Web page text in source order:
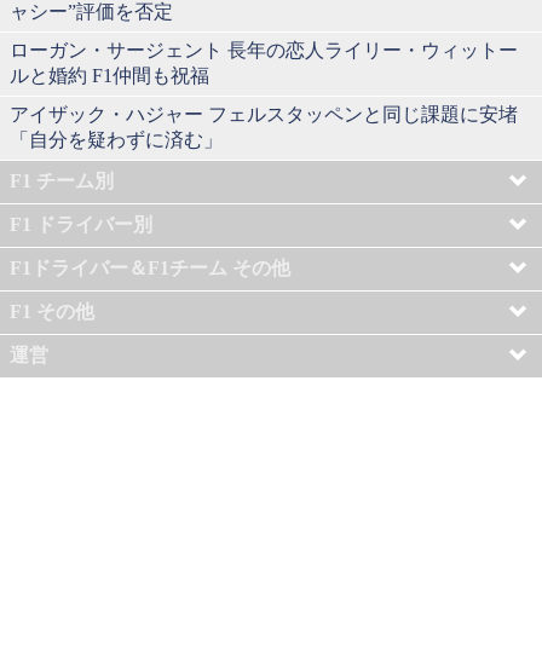
ャシー”評価を否定
ローガン・サージェント 長年の恋人ライリー・ウィットー
ルと婚約 F1仲間も祝福
アイザック・ハジャー フェルスタッペンと同じ課題に安堵
「自分を疑わずに済む」
F1 チーム別
F1 ドライバー別
F1ドライバー＆F1チーム その他
F1 その他
運営